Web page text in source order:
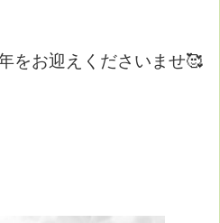
をお迎えくださいませ🥰